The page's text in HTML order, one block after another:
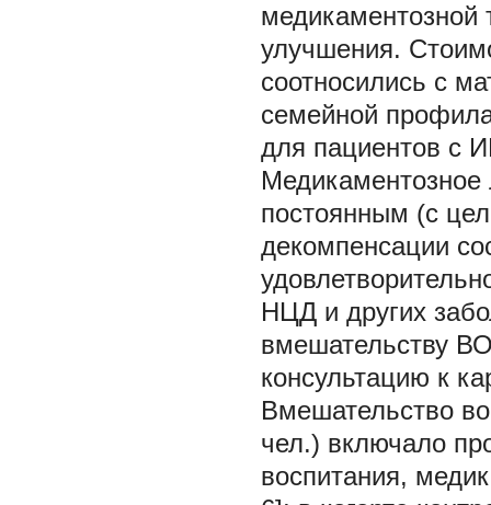
медикаментозной
улучшения.
соотносились с
семейной
для пациентов с
Медикаментозное
постоянным (с
декомпенсации
НЦД и других
вмешательству
консультацию к
Вмешательство
чел.) включало
воспитания,